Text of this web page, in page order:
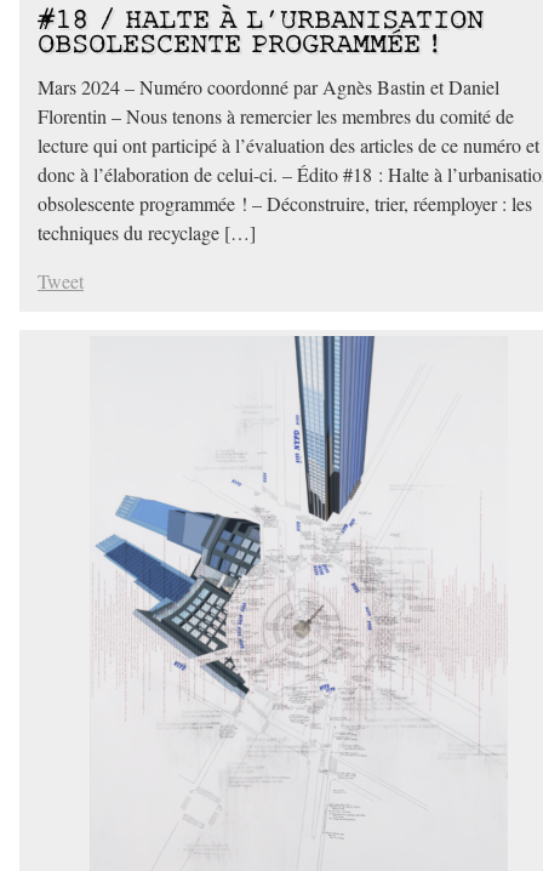
#18 / HALTE À L’URBANISATION
OBSOLESCENTE PROGRAMMÉE !
Mars 2024 – Numéro coordonné par Agnès Bastin et Daniel
Florentin – Nous tenons à remercier les membres du comité de
lecture qui ont participé à l’évaluation des articles de ce numéro et
donc à l’élaboration de celui-ci. – Édito #18 : Halte à
obsolescente programmée ! – Déconstruire, trier, réemployer : les
techniques du recyclage […]
Tweet